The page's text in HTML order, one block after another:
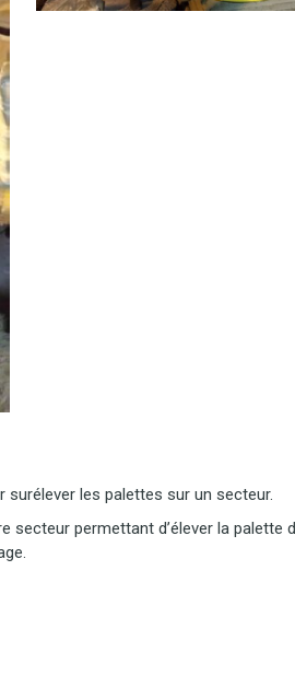
les palettes sur un secteur.
secteur permettant d’élever la palette